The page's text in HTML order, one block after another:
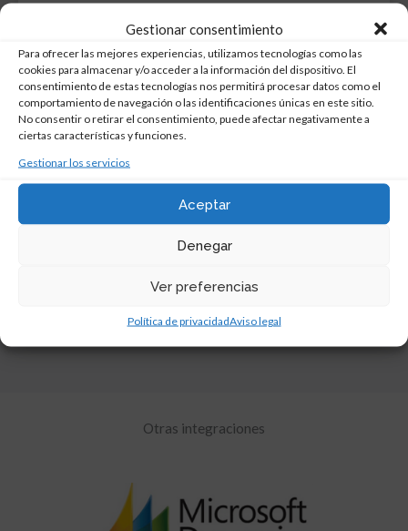
Gestionar consentimiento
Para ofrecer las mejores experiencias, utilizamos tecnologías como las
cookies para almacenar y/o acceder a la información del dispositivo. El
consentimiento de estas tecnologías nos permitirá procesar datos como el
comportamiento de navegación o las identificaciones únicas en este sitio.
No consentir o retirar el consentimiento, puede afectar negativamente a
ciertas características y funciones.
Gestionar los servicios
Aceptar
Denegar
Ver preferencias
Política de privacidadAviso legal
descarga de PDF, refrescamiento de
monitor y actualización de estado de
documentos
– Transacción de logs de documentos
– Emisión de uno o varios documentos
seleccionados
– Exportar reporte en Excel de lista de
estado de documentos
Según las necesidades y especificaciones de
cada cliente
Otras integraciones